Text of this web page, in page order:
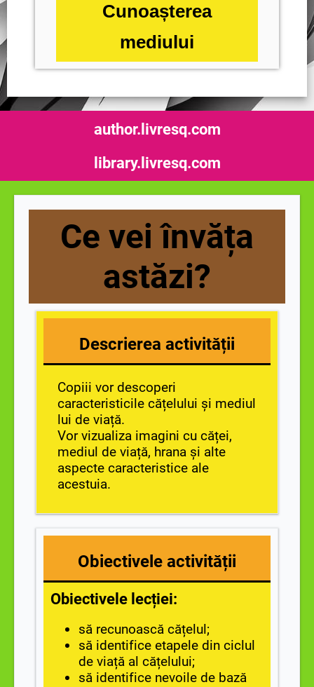
Cunoașterea
mediului
author.livresq.com
library.livresq.com
Ce vei învăța
astăzi?
Descrierea activității
Copiii vor descoperi
caracteristicile cățelului și mediul
lui de viață.
Vor vizualiza imagini cu căței,
mediul de viață, hrana și alte
aspecte caracteristice ale
acestuia.
Obiectivele activității
Obiectivele lecției:
să recunoască cățelul;
să identifice etapele din ciclul
de viață al cățelului;
să identifice nevoile de bază